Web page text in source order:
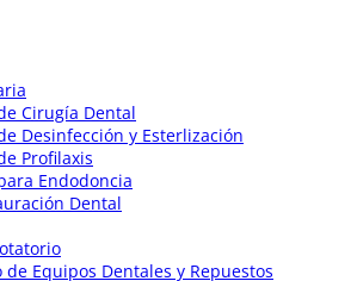
Cirugía Dental
Desinfección y Esterlización
Profilaxis
Endodoncia
Dental
Equipos Dentales y Repuestos